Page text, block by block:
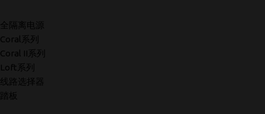
全隔离电源
Coral系列
Coral II系列
Loft系列
线路选择器
踏板